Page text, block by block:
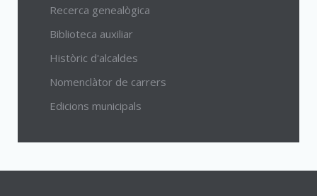
Recerca genealògica
Biblioteca auxiliar
Històric d'alcaldes
Nomenclàtor de carrers
Edicions municipals